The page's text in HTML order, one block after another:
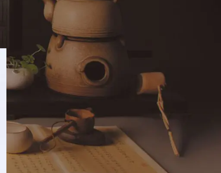
НЕДАВНИЕ ПОСТЫ
Купить Китайский чай в
Молдове оптом
18.07.2026
Купить китайский чай в
Польше оптом
Как заваривать китайский
чай: исчерпывающий гид от
чайного мастера для
раскрытия 100% вкуса и
аромата.